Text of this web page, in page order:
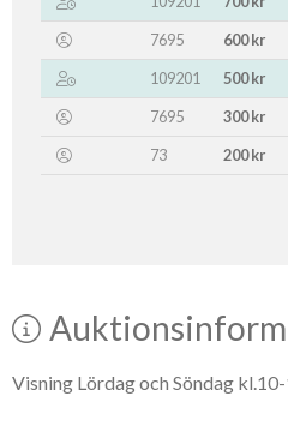
7695
600 kr
109201
500 kr
7695
300 kr
73
200 kr
Visning Lördag och Söndag